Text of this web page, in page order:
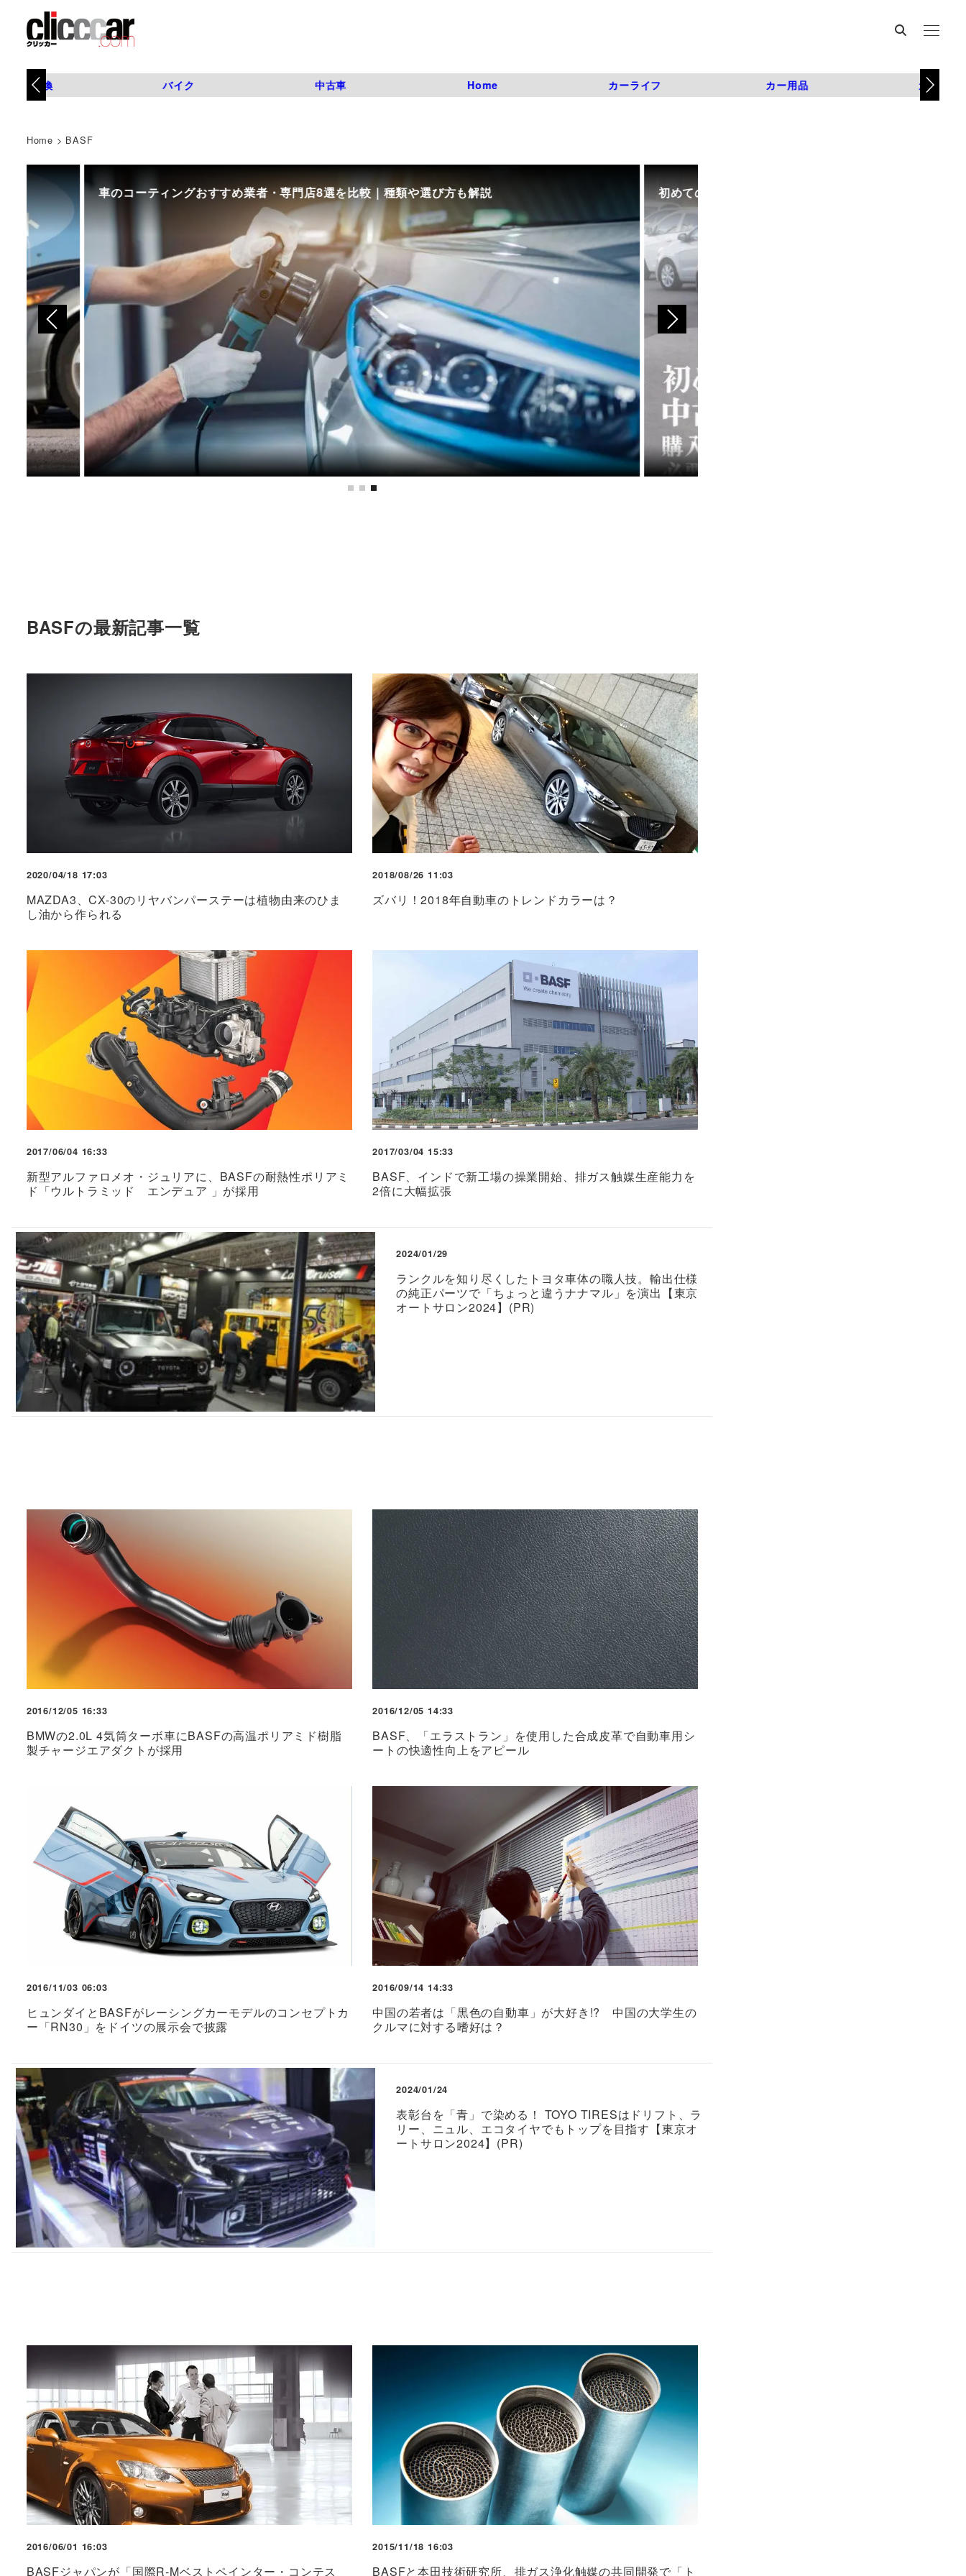
タイヤ交換 バイク 中古車 Home カーライフ カー用品 カスタム
Home > BASF
車のコーティングおすすめ業者・専門店8選を比較｜種類や選び方も解説 初めての中古車選び、購入時の流れや必要な書類などに
BASFの最新記事一覧
2020/04/18 17:03
MAZDA3、CX-30のリヤバンパーステーは植物由来のひま
し油から作られる
2018/08/26 11:03
ズバリ！2018年自動車のトレンドカラーは？
2017/06/04 16:33
新型アルファロメオ・ジュリアに、BASFの耐熱性ポリアミ
ド「ウルトラミッド エンデュア 」が採用
2017/03/04 15:33
BASF、インドで新工場の操業開始、排ガス触媒生産能力を
2倍に大幅拡張
2024/01/29
ランクルを知り尽くしたトヨタ車体の職人技。輸出仕様
の純正パーツで「ちょっと違うナナマル」を演出【東京
オートサロン2024】(PR)
2016/12/05 16:33
BMWの2.0L 4気筒ターボ車にBASFの高温ポリアミド樹脂
製チャージエアダクトが採用
2016/12/05 14:33
BASF、「エラストラン」を使用した合成皮革で自動車用シ
ートの快適性向上をアピール
2016/11/03 06:03
ヒュンダイとBASFがレーシングカーモデルのコンセプトカ
ー「RN30」をドイツの展示会で披露
2016/09/14 14:33
中国の若者は「黒色の自動車」が大好き!? 中国の大学生の
クルマに対する嗜好は？
2024/01/24
表彰台を「青」で染める！ TOYO TIRESはドリフト、ラ
リー、ニュル、エコタイヤでもトップを目指す【東京オ
ートサロン2024】(PR)
2016/06/01 16:03
BASFジャパンが「国際R-Mベストペインター・コンテス
2015/11/18 16:03
BASFと本田技術研究所、排ガス浄化触媒の共同開発で「ト